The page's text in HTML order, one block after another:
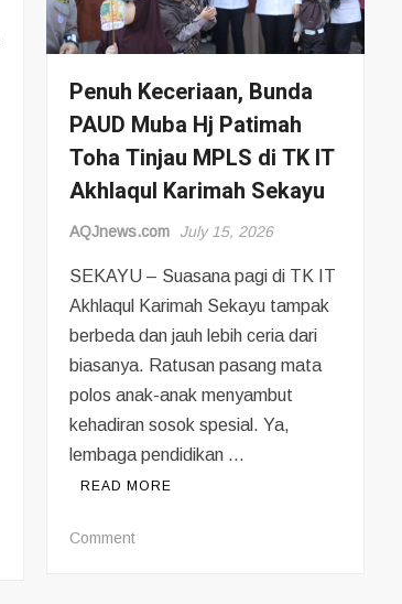
Medco
Disnaker
Audit
Tenaga
Kerja
Penuh Keceriaan, Bunda
PAUD Muba Hj Patimah
Toha Tinjau MPLS di TK IT
Akhlaqul Karimah Sekayu
AQJnews.com July 15, 2026
SEKAYU – Suasana pagi di TK IT
Akhlaqul Karimah Sekayu tampak
berbeda dan jauh lebih ceria dari
biasanya. Ratusan pasang mata
polos anak-anak menyambut
kehadiran sosok spesial. Ya,
lembaga pendidikan …
READ MORE
Commenton